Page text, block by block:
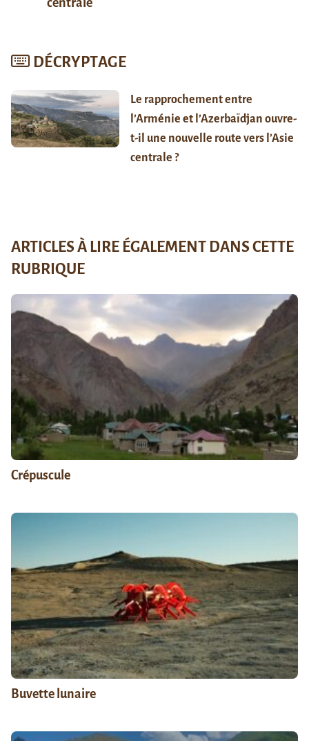
DÉCRYPTAGE
Le rapprochement entre
l’Arménie et l’Azerbaïdjan ouvre-
t-il une nouvelle route vers l’Asie
centrale ?
ARTICLES À LIRE ÉGALEMENT DANS CETTE
RUBRIQUE
Crépuscule
Buvette lunaire